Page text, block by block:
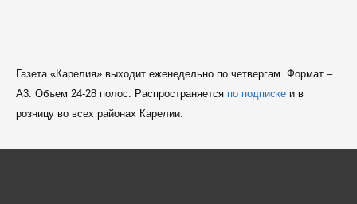
Газета «Карелия» выходит еженедельно по четвергам. Формат –
A3. Объем 24-28 полос. Распространяется по подпискеи в
розницу во всех районах Карелии.